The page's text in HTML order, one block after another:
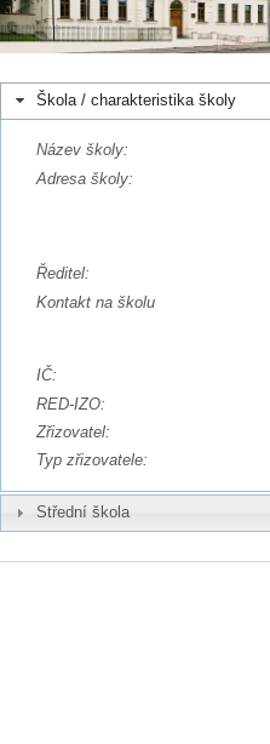
Škola / charakteristika školy
Název školy:
Adresa školy:
Ředitel:
Kontakt na školu
IČ:
RED-IZO:
Zřizovatel:
Typ zřizovatele:
Střední škola